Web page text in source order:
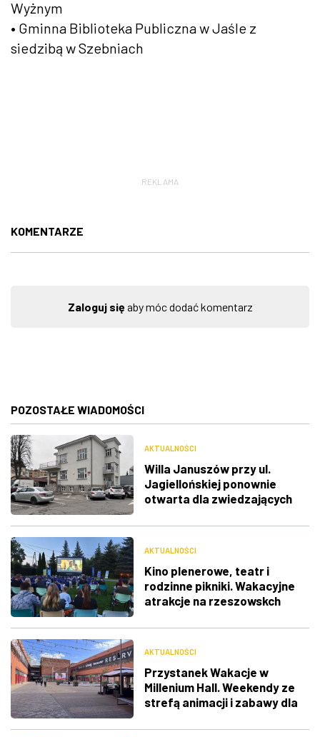
Wyżnym
• Gminna Biblioteka Publiczna w Jaśle z
siedzibą w Szebniach
REKLAMA
KOMENTARZE
Zaloguj sięaby móc dodać komentarz
POZOSTAŁE WIADOMOŚCI
AKTUALNOŚCI
Willa Januszów przy ul.
Jagiellońskiej ponownie
otwarta dla zwiedzających
AKTUALNOŚCI
Kino plenerowe, teatr i
rodzinne pikniki. Wakacyjne
atrakcje na rzeszowskch
AKTUALNOŚCI
Przystanek Wakacje w
Millenium Hall. Weekendy ze
strefą animacji i zabawy dla